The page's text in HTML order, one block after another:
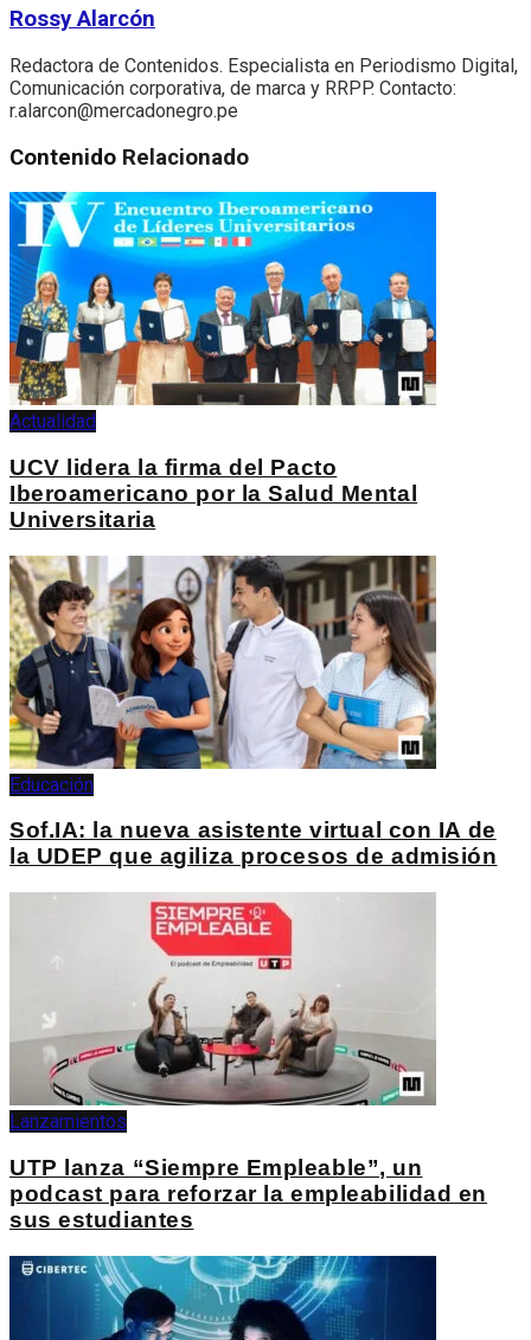
Rossy Alarcón
Redactora de Contenidos. Especialista en Periodismo Digital,
Comunicación corporativa, de marca y RRPP. Contacto:
r.alarcon@mercadonegro.pe
Contenido Relacionado
Actualidad
UCV lidera la firma del Pacto
Iberoamericano por la Salud Mental
Universitaria
Educación
Sof.IA: la nueva asistente virtual con IA de
la UDEP que agiliza procesos de admisión
Lanzamientos
UTP lanza “Siempre Empleable”, un
podcast para reforzar la empleabilidad en
sus estudiantes